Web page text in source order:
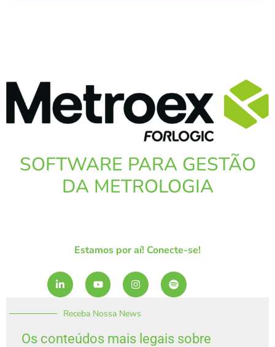
SOFTWARE PARA GESTÃO
DA METROLOGIA
Estamos por aí! Conecte-se!
L
i
n
e
i
Y
o
u
u
e
I
n
s
a
r
S
p
o
y
Receba Nossa News
Os conteúdos mais legais sobre